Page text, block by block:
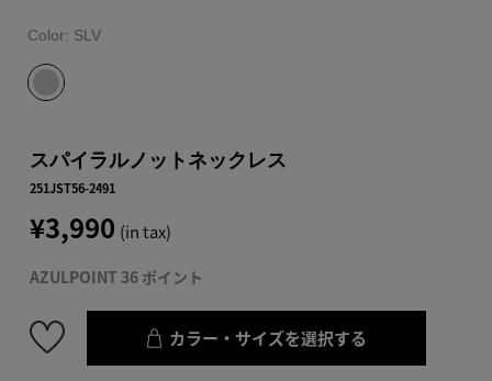
Color: SLV
スパイラルノットネックレス
251JST56-2491
¥3,990 (in tax)
AZULPOINT 36 ポイント
カラー・サイズを選択する